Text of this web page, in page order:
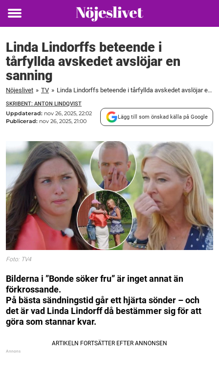
Toggle
Linda Lindorffs beteende i
tårfyllda avskedet avslöjar en
sanning
Nöjeslivet » TV » Linda Lindorffs beteende i tårfyllda avskedet avslöjar en sanning
SKRIBENT: ANTON LINDQVIST
Uppdaterad: nov 26, 2025, 22:02
Publicerad: nov 26, 2025, 21:00
Lägg till som önskad källa på Google
Foto: TV4
Bilderna i ”Bonde söker fru” är inget annat än
förkrossande.
På bästa sändningstid går ett hjärta sönder – och
det är vad Linda Lindorff då bestämmer sig för att
göra som stannar kvar.